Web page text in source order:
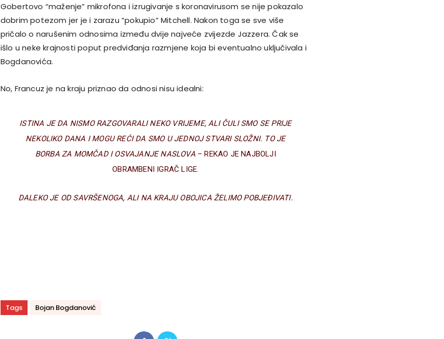
Gobertovo “maženje” mikrofona i izrugivanje s koronavirusom se nije pokazalo
dobrim potezom jer je i zarazu “pokupio” Mitchell. Nakon toga se sve više
pričalo o narušenim odnosima između dvije najveće zvijezde Jazzera. Čak se
išlo u neke krajnosti poput predviđanja razmjene koja bi eventualno uključivala i
Bogdanovića.
No, Francuz je na kraju priznao da odnosi nisu idealni:
ISTINA JE DA NISMO RAZGOVARALI NEKO VRIJEME, ALI ČULI SMO SE PRIJE
NEKOLIKO DANA I MOGU REĆI DA SMO U JEDNOJ STVARI SLOŽNI. TO JE
BORBA ZA MOMČAD I OSVAJANJE NASLOVA– REKAO JE NAJBOLJI
OBRAMBENI IGRAČ LIGE.
DALEKO JE OD SAVRŠENOGA, ALI NA KRAJU OBOJICA ŽELIMO POBJEĐIVATI.
Tags Bojan Bogdanović